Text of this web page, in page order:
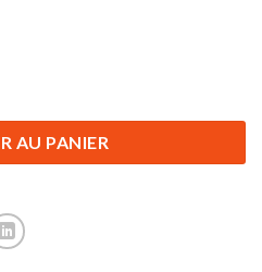
AU PANIER